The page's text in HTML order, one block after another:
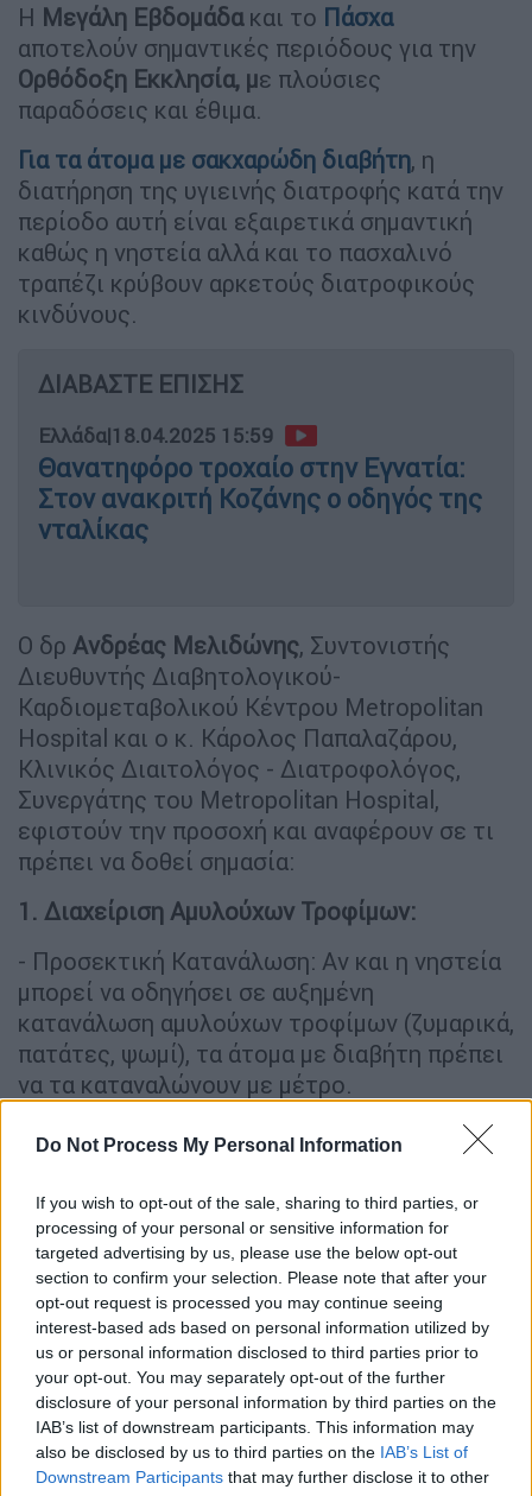
Do Not Process My Personal Information
If you wish to opt-out of the sale, sharing to third parties, or
processing of your personal or sensitive information for
targeted advertising by us, please use the below opt-out
section to confirm your selection. Please note that after your
opt-out request is processed you may continue seeing
interest-based ads based on personal information utilized by
us or personal information disclosed to third parties prior to
your opt-out. You may separately opt-out of the further
disclosure of your personal information by third parties on the
IAB’s list of downstream participants. This information may
also be disclosed by us to third parties on the IAB’s List of
Downstream Participants that may further disclose it to other
Η Μεγάλη Εβδομάδακαι το Πάσχα
αποτελούν σημαντικές περιόδους για την
Ορθόδοξη Εκκλησία, με πλούσιες
παραδόσεις και έθιμα.
Για τα άτομα με σακχαρώδη διαβήτη, η
διατήρηση της υγιεινής διατροφής κατά την
περίοδο αυτή είναι εξαιρετικά σημαντική
καθώς η νηστεία αλλά και το πασχαλινό
τραπέζι κρύβουν αρκετούς διατροφικούς
κινδύνους.
ΔΙΑΒΑΣΤΕ ΕΠΙΣΗΣ
Ελλάδα|18.04.2025 15:59
Θανατηφόρο τροχαίο στην Εγνατία:
Στον ανακριτή Κοζάνης ο οδηγός της
νταλίκας
Ο δρ Ανδρέας Μελιδώνης, Συντονιστής
Διευθυντής Διαβητολογικού-
Καρδιομεταβολικού Κέντρου Μetropolitan
Hospital και ο κ. Κάρολος Παπαλαζάρου,
Κλινικός Διαιτολόγος - Διατροφολόγος,
Συνεργάτης του Metropolitan Hospital,
εφιστούν την προσοχή και αναφέρουν σε τι
πρέπει να δοθεί σημασία:
1. Διαχείριση Αμυλούχων Τροφίμων:
- Προσεκτική Κατανάλωση: Αν και η νηστεία
μπορεί να οδηγήσει σε αυξημένη
κατανάλωση αμυλούχων τροφίμων (ζυμαρικά,
πατάτες, ψωμί), τα άτομα με διαβήτη πρέπει
να τα καταναλώνουν με μέτρο.
- Συνδυασμοί Γευμάτων: Συνιστάται η
κατανάλωση μικρών ποσοτήτων αμυλούχων
τροφίμων μαζί με πηγές πρωτεΐνης και
φυτικών ινών, όπως λαχανικά, για την
καλύτερη ρύθμιση των επιπέδων σακχάρου.
2. Εναλλακτικές Πηγές Πρωτεΐνης:
- Όσπρια και Λαχανικά: Εντάξτε στη
διατροφή σας όσπρια και λαχανικά πλούσια
σε πρωτεΐνη, όπως μανιτάρια.
- Θαλασσινά: Καταναλώστε θαλασσινά όπως